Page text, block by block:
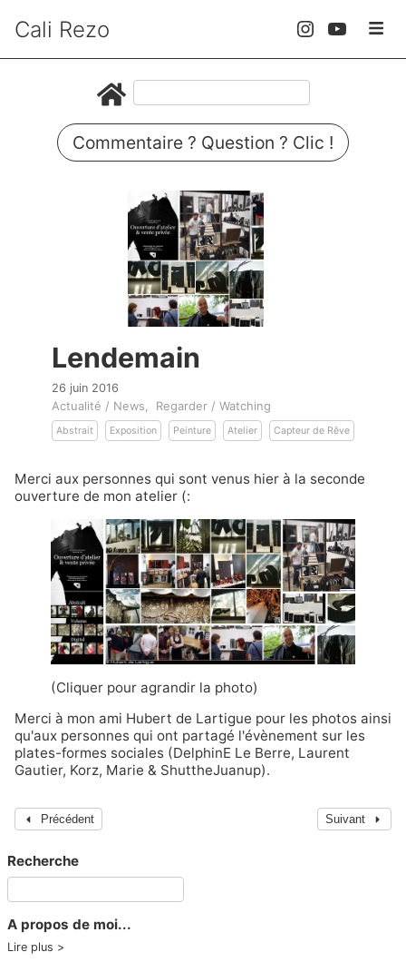
Cali Rezo
Commentaire ? Question ? Clic !
Lendemain
26 juin 2016
Actualité / News Regarder / Watching
Abstrait Exposition Peinture Atelier Capteur de Rêve
Merci aux personnes qui sont venus hier à la seconde
ouverture de mon atelier (:
(Cliquer pour agrandir la photo)
Merci à mon ami Hubert de Lartigue pour les photos ainsi
qu'aux personnes qui ont partagé l'évènement sur les
plates-formes sociales (DelphinE Le Berre, Laurent
Gautier, Korz, Marie & ShuttheJuanup).
Précédent Suivant
Recherche
A propos de moi...
Lire plus